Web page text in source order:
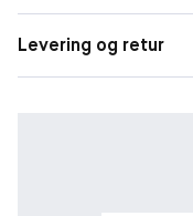
Levering og retur